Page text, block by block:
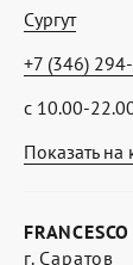
Показать на
Сургут
с 10.00-
+7 (346)
г. Саратов